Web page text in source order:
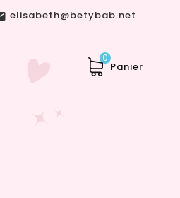
elisabeth@betybab.net
Panier
0